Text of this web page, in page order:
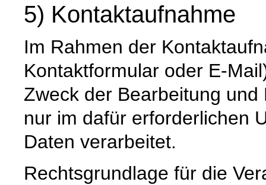
5) Kontaktaufnahme
Im Rahmen der
Kontaktformular oder E-
Zweck der Bearbeitung
nur im dafür erforderlichen
Daten verarbeitet.
Rechtsgrundlage für die